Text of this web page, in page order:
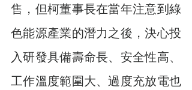
售，但柯董事長在當年注意到綠
色能源產業的潛力之後，決心投
入研發具備壽命長、安全性高、
工作溫度範圍大、過度充放電也